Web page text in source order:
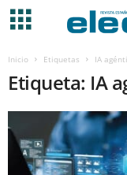
Inicio Etiquetas IA
Etiqueta: IA